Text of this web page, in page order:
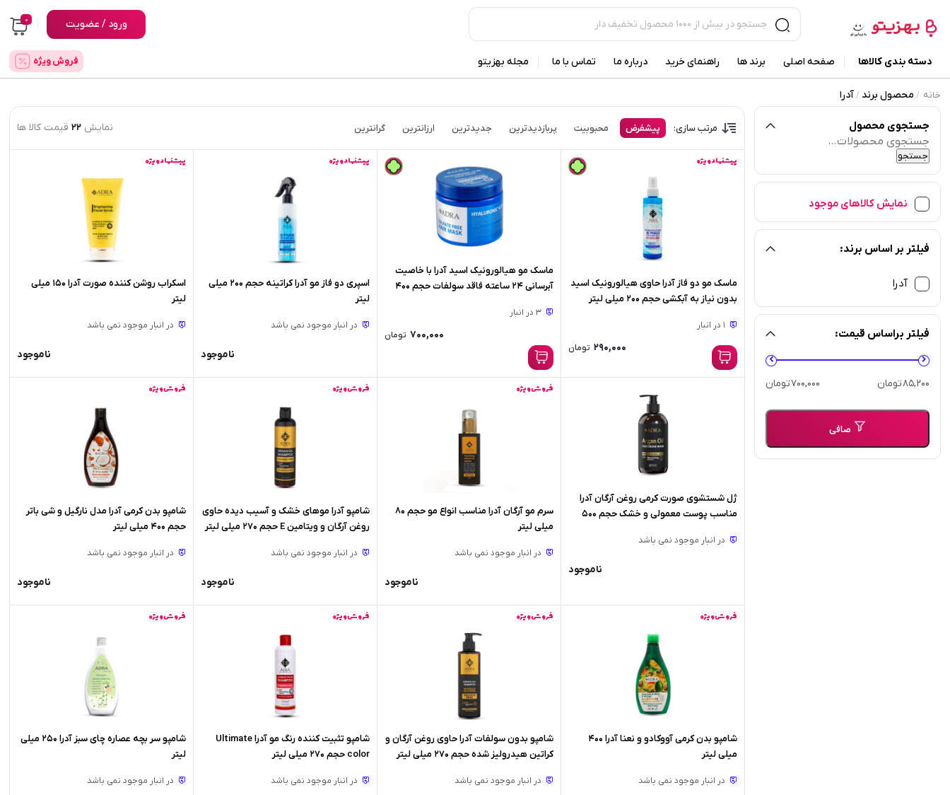
ورود / عضویت 0
دسته بندی کالاها صفحه اصلی برند ها راهنمای خرید درباره ما تماس با ما مجله بهزیتو فروش ویژه
خانه / محصول برند / آدرا
جستجوی محصول
جستجو
برای:
جستجو
نمایش کالاهای موجود
فیلتر بر اساس برند:
آدرا
فیلتر براساس قیمت:
حداقل
حداكثر
صافی
85,200 تومان 700,000 تومان
مرتب سازی: پیشفرض محبوبیت پربازدیدترین جدیدترین ارزانترین گرانترین نمایش 22 قیمت کالا ها
پیشنهاد ویژه
ماسک مو دو فاز آدرا حاوی هیالورونیک اسید
بدون نیاز به آبکشی حجم 200 میلی لیتر
1 در انبار
290,000 تومان
ماسک مو هیالورونیک اسید آدرا با خاصیت
آبرسانی 24 ساعته فاقد سولفات حجم 400
3 در انبار
700,000 تومان
پیشنهاد ویژه
اسپری دو فاز مو آدرا کراتینه حجم 200 میلی
لیتر
در انبار موجود نمی باشد
ناموجود
پیشنهاد ویژه
اسکراب روشن کننده صورت آدرا 150 میلی
لیتر
در انبار موجود نمی باشد
ناموجود
ژل شستشوی صورت کرمی روغن آرگان آدرا
مناسب پوست معمولی و خشک حجم 500
در انبار موجود نمی باشد
ناموجود
فروش ویژه
سرم مو آرگان آدرا مناسب انواع مو حجم 80
میلی لیتر
در انبار موجود نمی باشد
ناموجود
فروش ویژه
شامپو آدرا موهای خشک و آسیب دیده حاوی
روغن آرگان و ویتامین E حجم 270 میلی لیتر
در انبار موجود نمی باشد
ناموجود
فروش ویژه
شامپو بدن کرمی آدرا مدل نارگیل و شی باتر
حجم 400 میلی لیتر
در انبار موجود نمی باشد
ناموجود
فروش ویژه
شامپو بدن کرمی آووکادو و نعنا آدرا 400
میلی لیتر
در انبار موجود نمی باشد
فروش ویژه
شامپو بدون سولفات آدرا حاوی روغن آرگان و
کراتین هیدرولیز شده حجم 270 میلی لیتر
در انبار موجود نمی باشد
فروش ویژه
شامپو تثبیت کننده رنگ مو آدرا Ultimate
color حجم 270 میلی لیتر
در انبار موجود نمی باشد
فروش ویژه
شامپو سر بچه عصاره چای سبز آدرا 250 میلی
لیتر
در انبار موجود نمی باشد